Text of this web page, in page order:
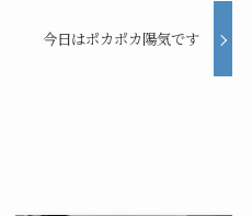
今日はポカポカ陽気です